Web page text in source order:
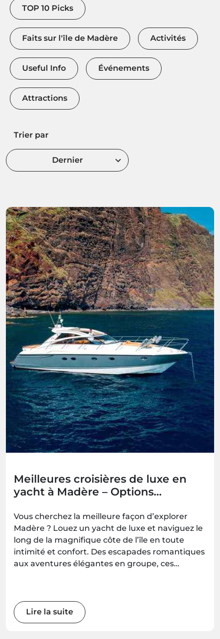
TOP 10 Picks
Faits sur l'île de Madère Activités
Useful Info Événements
Attractions
Trier par
Dernier
Meilleures croisières de luxe en
yacht à Madère – Options
groupes
Vous cherchez la meilleure façon d’explorer
Madère ? Louez un yacht de luxe et naviguez le
long de la magnifique côte de l’île en toute
intimité et confort. Des escapades romantiques
aux aventures élégantes en groupe, ces
Lire la suite